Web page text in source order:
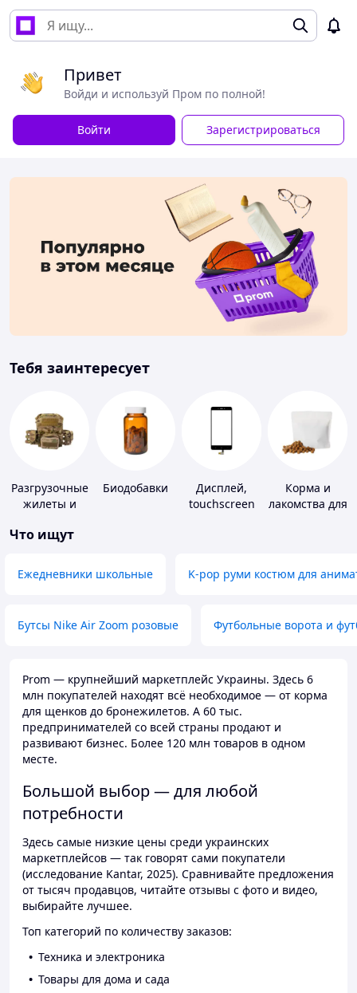
Привет
Войди и используй Пром по полной!
Войти Зарегистрироваться
Тебя заинтересует
Разгрузочные
жилеты и
без плит
Биодобавки
Дисплей,
touchscreen
Корма и
лакомства для
Что ищут
Ежедневники школьные K-pop руми костюм для
Бутсы Nike Air Zoom розовые Футбольные ворота и
Prom — крупнейший маркетплейс Украины. Здесь 6
млн покупателей находят всё необходимое — от корма
для щенков до бронежилетов. А 60 тыс.
предпринимателей со всей страны продают и
развивают бизнес. Более 120 млн товаров в одном
месте.
Большой выбор — для любой
потребности
Здесь самые низкие цены среди украинских
маркетплейсов — так говорят сами покупатели
(исследование Kantar, 2025). Сравнивайте предложения
от тысяч продавцов, читайте отзывы с фото и видео,
выбирайте лучшее.
Топ категорий по количеству заказов:
Техника и электроника
Товары для дома и сада